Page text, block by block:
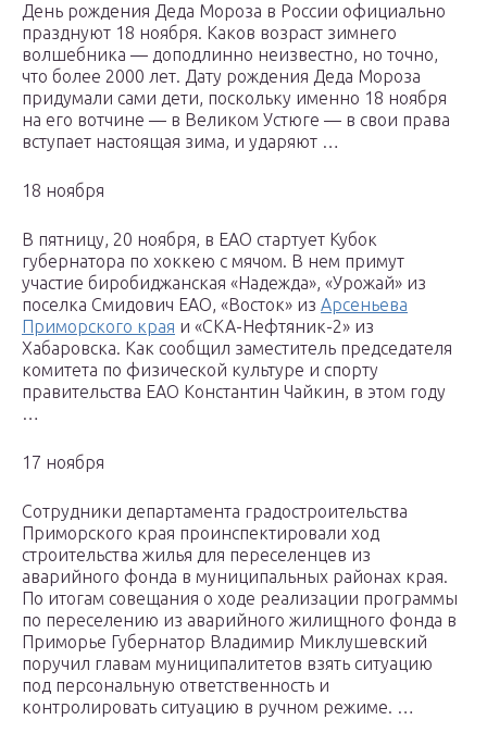
День рождения Деда Мороза в России официально
празднуют 18 ноября. Каков возраст зимнего
волшебника — доподлинно неизвестно, но точно,
что более 2000 лет. Дату рождения Деда Мороза
придумали сами дети, поскольку именно 18 ноября
на его вотчине — в Великом Устюге — в свои права
вступает настоящая зима, и ударяют …
18 ноября
В пятницу, 20 ноября, в ЕАО стартует Кубок
губернатора по хоккею с мячом. В нем примут
участие биробиджанская «Надежда», «Урожай» из
поселка Смидович ЕАО, «Восток» из Арсеньева
Приморского края и «СКА-Нефтяник-2» из
Хабаровска. Как сообщил заместитель председателя
комитета по физической культуре и спорту
правительства ЕАО Константин Чайкин, в этом году
…
17 ноября
Сотрудники департамента градостроительства
Приморского края проинспектировали ход
строительства жилья для переселенцев из
аварийного фонда в муниципальных районах края.
По итогам совещания о ходе реализации программы
по переселению из аварийного жилищного фонда в
Приморье Губернатор Владимир Миклушевский
поручил главам муниципалитетов взять ситуацию
под персональную ответственность и
контролировать ситуацию в ручном режиме. …